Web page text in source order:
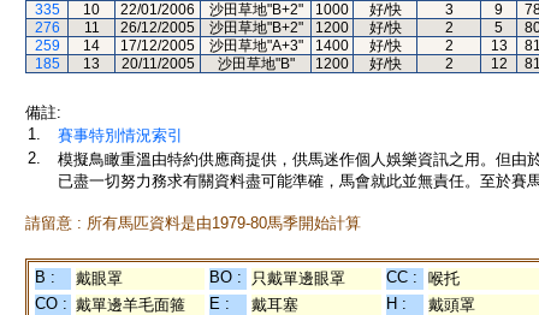
335
10 22/01/2006 沙田草地"B+2" 1000 好/快 3 9
276
11 26/12/2005 沙田草地"B+2" 1200 好/快 2 5
259
14 17/12/2005 沙田草地"A+3" 1400 好/快 2 13
185
13 20/11/2005 沙田草地"B" 1200 好/快 2 12
備註:
1.
賽事特別情況索引
2.
模擬鳥瞰重溫由特約供應商提供，供馬迷作個人娛樂資訊之用。但
已盡一切努力務求有關資料盡可能準確，馬會就此並無責任。至於賽
請留意 : 所有馬匹資料是由1979-80馬季開始計算
B : 戴眼罩 BO : 只戴單邊眼罩 CC :
喉托
CO : 戴單邊羊毛面箍 E : 戴耳塞 H :
戴頭罩